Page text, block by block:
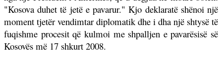
"Kosova duhet të jetë e pavarur." Kjo deklaratë shënoi një
moment tjetër vendimtar diplomatik dhe i dha një shtysë të
fuqishme procesit që kulmoi me shpalljen e pavarësisë së
Kosovës më 17 shkurt 2008.